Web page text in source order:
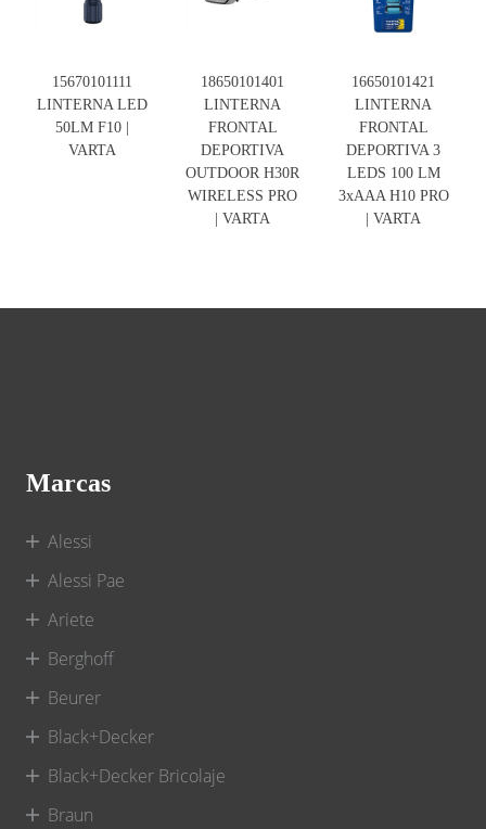
15670101111
LINTERNA LED
50LM F10 |
VARTA
18650101401
LINTERNA
FRONTAL
DEPORTIVA
OUTDOOR H30R
WIRELESS PRO
| VARTA
16650101421
LINTERNA
FRONTAL
DEPORTIVA 3
LEDS 100 LM
3xAAA H10 PRO
| VARTA
Marcas
Alessi
Alessi Pae
Ariete
Berghoff
Beurer
Black+Decker
Black+Decker Bricolaje
Braun